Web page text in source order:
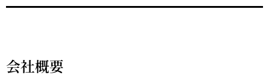
会社概要